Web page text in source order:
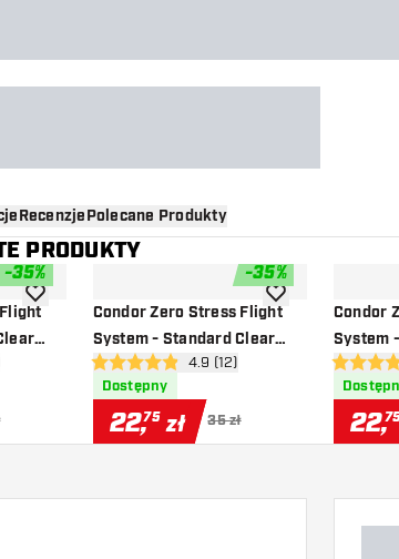
RecenzjePolecane Produkty
PRODUKTY
-35%
recenzji
dodaj do listy życzeń
-35%
Condor Zero Stress Flight
System - Standard Clear
Purple
otwórz panel recenzji
4.9 gwiazdki oceny
4.9 (12)
Dostępny
22,75 zł 35 zł
dodaj do listyCondor
System
Orange
4.7
22,